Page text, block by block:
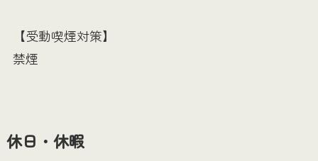
【受動喫煙対策】
禁煙
休日・休暇